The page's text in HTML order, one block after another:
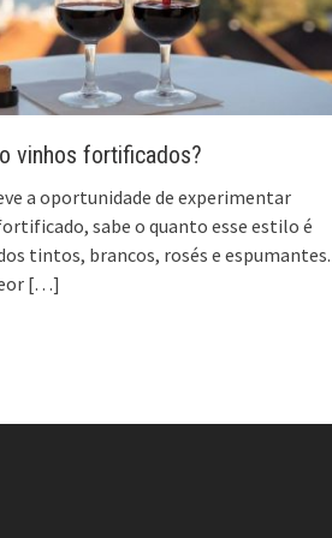
vinhos fortificados?
a oportunidade de experimentar
sabe o quanto esse estilo é
tintos, brancos, rosés e espumantes.
[…]